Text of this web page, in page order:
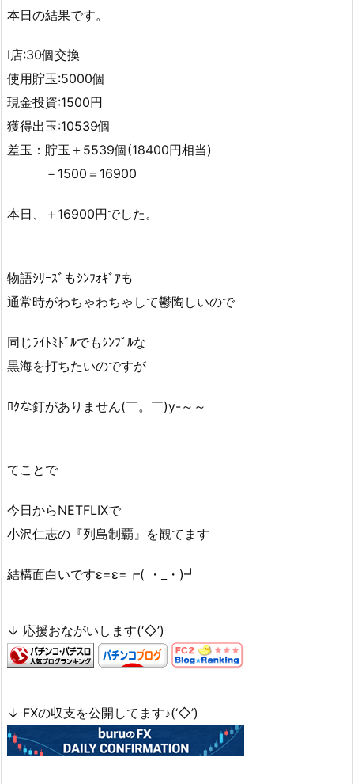
本日の結果です。
I店:30個交換
使用貯玉:5000個
現金投資:1500円
獲得出玉:10539個
差玉：貯玉＋5539個(18400円相当)
－1500＝16900
本日、＋16900円でした。
物語ｼﾘｰｽﾞもｼﾝﾌｫｷﾞｱも
通常時がわちゃわちゃして鬱陶しいので
同じﾗｲﾄﾐﾄﾞﾙでもｼﾝﾌﾟﾙな
黒海を打ちたいのですが
ﾛｸな釘がありません(￣。￣)y-～～
てことで
今日からNETFLIXで
小沢仁志の『列島制覇』を観てます
結構面白いですε=ε=┏( ・_・)┛
↓ 応援おながいします(‘◇’)ゞ
↓ FXの収支を公開してます♪(‘◇’)ゞ